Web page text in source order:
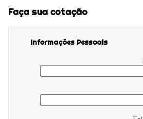
Faça sua cotação
Informações Pessoais